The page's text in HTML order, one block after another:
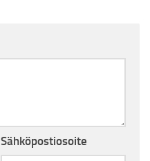
Sähköpostiosoite